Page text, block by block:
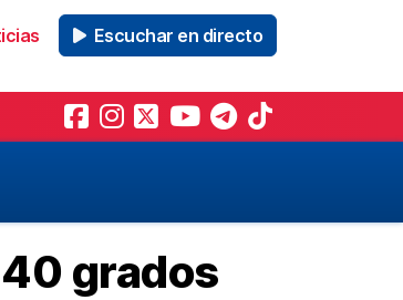
Escuchar en directo
grados